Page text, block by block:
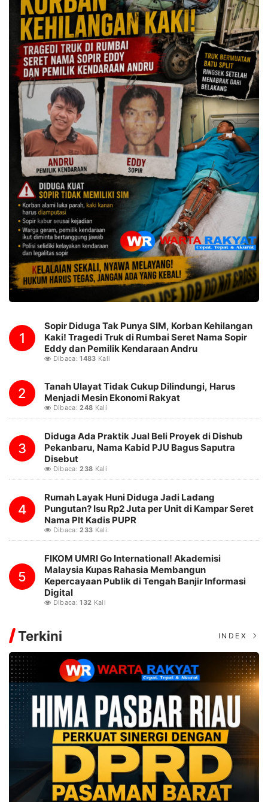
1
Sopir Diduga Tak Punya SIM, Korban Kehilangan
Kaki! Tragedi Truk di Rumbai Seret Nama Sopir
Eddy dan Pemilik Kendaraan Andru
Dibaca:1483 Kali
2
Tanah Ulayat Tidak Cukup Dilindungi, Harus
Menjadi Mesin Ekonomi Rakyat
Dibaca:248 Kali
3
Diduga Ada Praktik Jual Beli Proyek di Dishub
Pekanbaru, Nama Kabid PJU Bagus Saputra
Disebut
Dibaca:238 Kali
4
Rumah Layak Huni Diduga Jadi Ladang
Pungutan? Isu Rp2 Juta per Unit di Kampar Seret
Nama Plt Kadis PUPR
Dibaca:233 Kali
5
FIKOM UMRI Go International! Akademisi
Malaysia Kupas Rahasia Membangun
Kepercayaan Publik di Tengah Banjir Informasi
Digital
Dibaca:132 Kali
Terkini INDEX